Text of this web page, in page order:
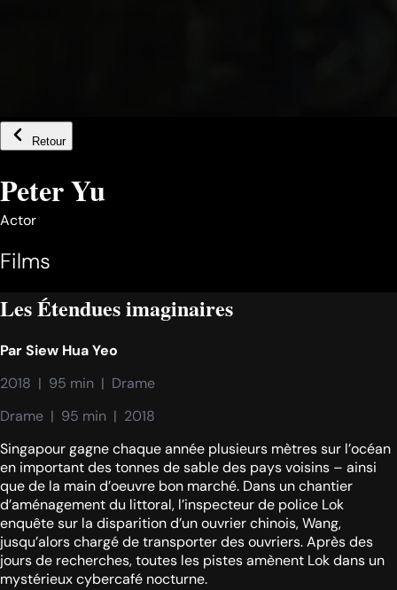
Retour
Peter Yu
Actor
Films
Les Étendues imaginaires
ParSiew Hua Yeo
2018  |  95 min  |  Drame
Drame  |  95 min  |  2018
Singapour gagne chaque année plusieurs mètres sur l’océan
en important des tonnes de sable des pays voisins – ainsi
que de la main d’oeuvre bon marché. Dans un chantier
d’aménagement du littoral, l’inspecteur de police Lok
enquête sur la disparition d’un ouvrier chinois, Wang,
jusqu’alors chargé de transporter des ouvriers. Après des
jours de recherches, toutes les pistes amènent Lok dans un
mystérieux cybercafé nocturne.